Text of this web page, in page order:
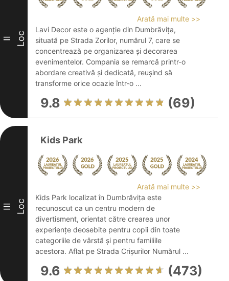
II Loc
Arată mai multe >>
Lavi Decor este o agenție din Dumbrăvița,
situată pe Strada Zorilor, numărul 7, care se
concentrează pe organizarea și decorarea
evenimentelor. Compania se remarcă printr-o
abordare creativă și dedicată, reușind să
transforme orice ocazie într-o ...
9.8 (69)
III Loc
Kids Park
Arată mai multe >>
Kids Park localizat în Dumbrăvița este
recunoscut ca un centru modern de
divertisment, orientat către crearea unor
experiențe deosebite pentru copii din toate
categoriile de vârstă și pentru familiile
acestora. Aflat pe Strada Crișurilor Numărul ...
9.6 (473)